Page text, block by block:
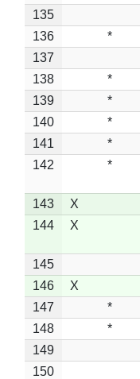
135
136
*
137
138
*
139
*
140
*
141
*
142
*
143
X
144
X
145
146
X
147
*
148
*
149
150